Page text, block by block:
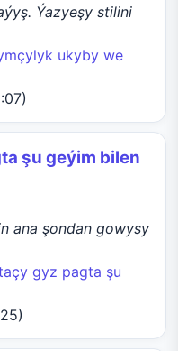
Ýazyeşy stilini
ukyby we
şu geýim bilen
ana şondan gowysy
gyz pagta şu